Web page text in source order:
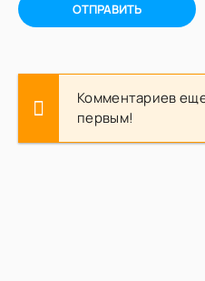
ОТПРАВИТЬ
Комментариев
первым!